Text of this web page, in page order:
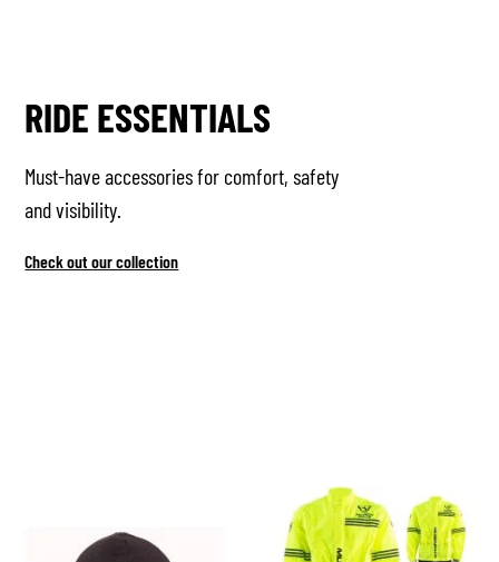
RIDE ESSENTIALS
Must-have accessories for comfort, safety
and visibility.
Check out our collection